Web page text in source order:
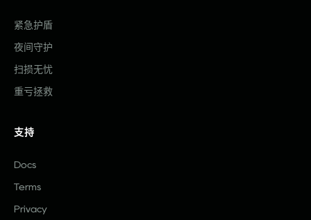
紧急护盾
夜间守护
扫损无忧
重亏拯救
支持
Docs
Terms
Privacy